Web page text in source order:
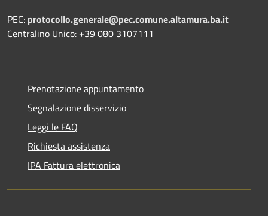
PEC: protocollo.generale@pec.comune.altamura.ba.it
Centralino Unico: +39 080 3107111
Prenotazione appuntamento
Segnalazione disservizio
Leggi le FAQ
Richiesta assistenza
IPA Fattura elettronica